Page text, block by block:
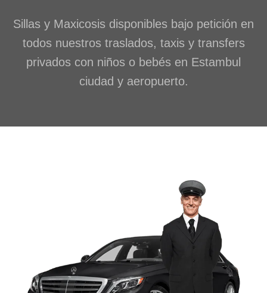
Sillas y Maxicosis disponibles bajo petición en
todos nuestros traslados, taxis y transfers
privados con niños o bebés en Estambul
ciudad y aeropuerto.